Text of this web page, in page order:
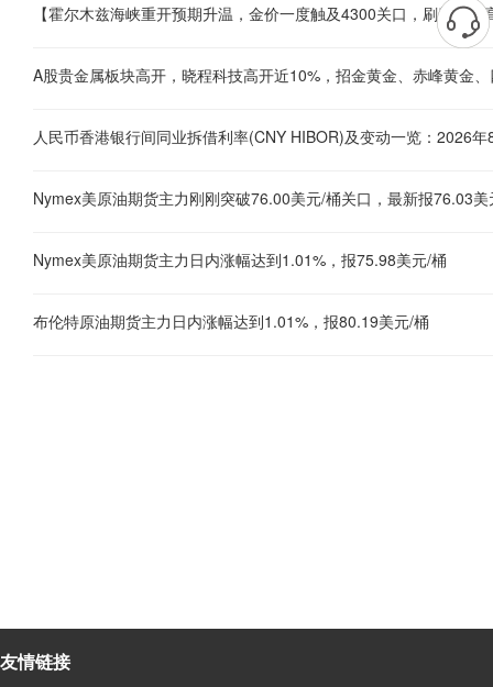
A股贵金属板块高开，晓程科技高开近10%，招金黄金、赤峰黄金
Nymex美原油期货主力刚刚突破76.00美元/桶关口，最新报76.03
Nymex美原油期货主力日内涨幅达到1.01%，报75.98美元/桶
布伦特原油期货主力日内涨幅达到1.01%，报80.19美元/桶
友情链接